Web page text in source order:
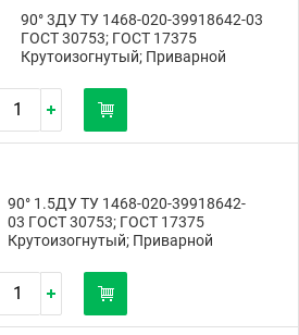
90° 3ДУ ТУ 1468-020-39918642-03
ГОСТ 30753; ГОСТ 17375
Крутоизогнутый; Приварной
90° 1.5ДУ ТУ 1468-020-39918642-
03 ГОСТ 30753; ГОСТ 17375
Крутоизогнутый; Приварной